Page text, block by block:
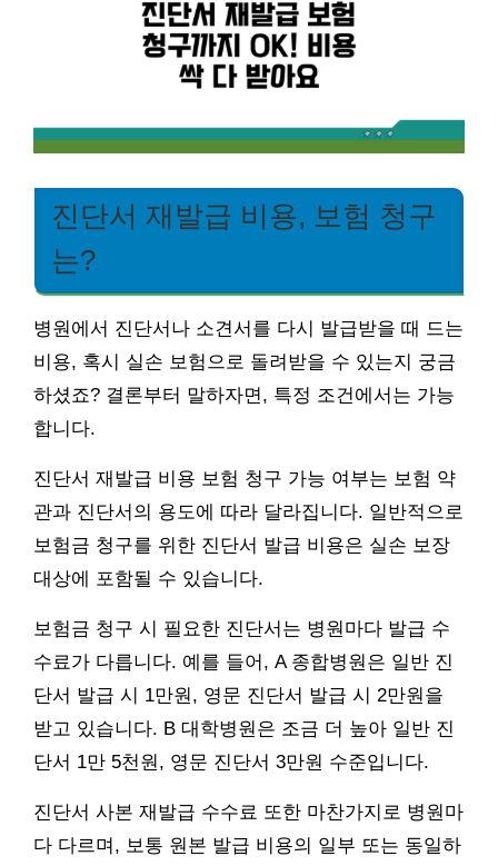
진단서 재발급 비용, 보험 청구
는?
병원에서 진단서나 소견서를 다시 발급받을 때 드는
비용, 혹시 실손 보험으로 돌려받을 수 있는지 궁금
하셨죠? 결론부터 말하자면, 특정 조건에서는 가능
합니다.
진단서 재발급 비용 보험 청구 가능 여부는 보험 약
관과 진단서의 용도에 따라 달라집니다. 일반적으로
보험금 청구를 위한 진단서 발급 비용은 실손 보장
대상에 포함될 수 있습니다.
보험금 청구 시 필요한 진단서는 병원마다 발급 수
수료가 다릅니다. 예를 들어, A 종합병원은 일반 진
단서 발급 시 1만원, 영문 진단서 발급 시 2만원을
받고 있습니다. B 대학병원은 조금 더 높아 일반 진
단서 1만 5천원, 영문 진단서 3만원 수준입니다.
진단서 사본 재발급 수수료 또한 마찬가지로 병원마
다 다르며, 보통 원본 발급 비용의 일부 또는 동일하